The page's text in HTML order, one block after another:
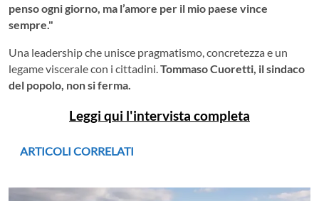
penso ogni giorno, ma l’amore per il mio paese vince
sempre."
Una leadership che unisce pragmatismo, concretezza e un
legame viscerale con i cittadini.Tommaso Cuoretti, il sindaco
del popolo, non si ferma.
Leggi qui l'intervista completa
ARTICOLI CORRELATI